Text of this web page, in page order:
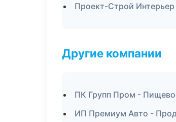
Проект-Строй
Другие компании
ПК Групп Пром -
ИП Премиум Авто -